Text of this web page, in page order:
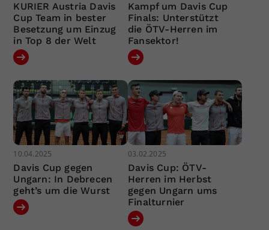
KURIER Austria Davis
Cup Team in bester
Besetzung um Einzug
in Top 8 der Welt
Kampf um Davis Cup
Finals: Unterstützt
die ÖTV-Herren im
Fansektor!
10.04.2025
Davis Cup gegen
Ungarn: In Debrecen
geht’s um die Wurst
03.02.2025
Davis Cup: ÖTV-
Herren im Herbst
gegen Ungarn ums
Finalturnier